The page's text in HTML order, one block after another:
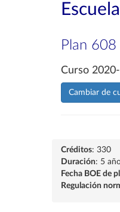
Plan 608
Curso
Cambiar de
Créditos: 330
Duración: 5
Fecha BOE de
Regulación